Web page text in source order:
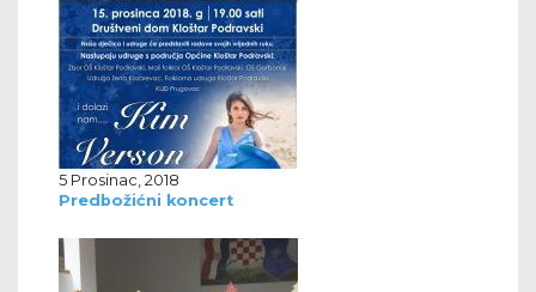
5 Prosinac, 2018
Predbožićni koncert